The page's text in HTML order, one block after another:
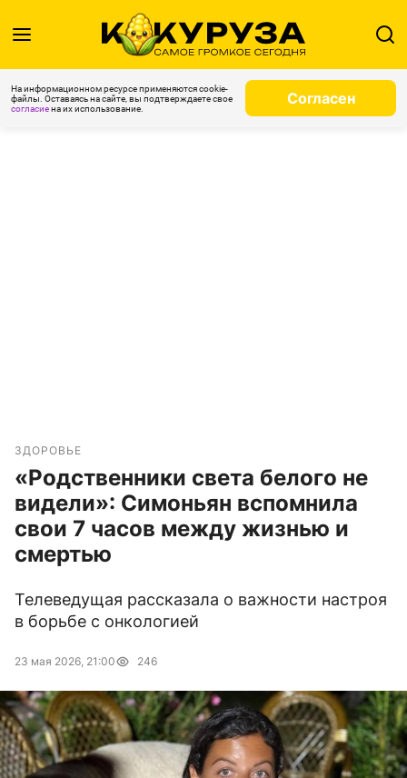
На информационном ресурсе применяются cookie-
файлы. Оставаясь на сайте, вы подтверждаете свое
согласиена их использование.
Согласен
ЗДОРОВЬЕ
«Родственники света белого не
видели»: Симоньян вспомнила
свои 7 часов между жизнью и
смертью
Телеведущая рассказала о важности настроя
в борьбе с онкологией
23 мая 2026, 21:00 246